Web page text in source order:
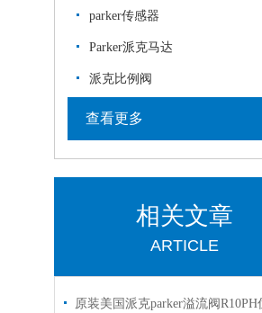
parker传感器
Parker派克马达
派克比例阀
查看更多
相关文章
ARTICLE